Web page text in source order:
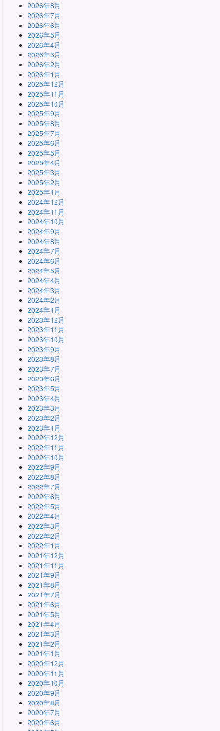
2026年8月
2026年7月
2026年6月
2026年5月
2026年4月
2026年3月
2026年2月
2026年1月
2025年12月
2025年11月
2025年10月
2025年9月
2025年8月
2025年7月
2025年6月
2025年5月
2025年4月
2025年3月
2025年2月
2025年1月
2024年12月
2024年11月
2024年10月
2024年9月
2024年8月
2024年7月
2024年6月
2024年5月
2024年4月
2024年3月
2024年2月
2024年1月
2023年12月
2023年11月
2023年10月
2023年9月
2023年8月
2023年7月
2023年6月
2023年5月
2023年4月
2023年3月
2023年2月
2023年1月
2022年12月
2022年11月
2022年10月
2022年9月
2022年8月
2022年7月
2022年6月
2022年5月
2022年4月
2022年3月
2022年2月
2022年1月
2021年12月
2021年11月
2021年9月
2021年8月
2021年7月
2021年6月
2021年5月
2021年4月
2021年3月
2021年2月
2021年1月
2020年12月
2020年11月
2020年10月
2020年9月
2020年8月
2020年7月
2020年6月